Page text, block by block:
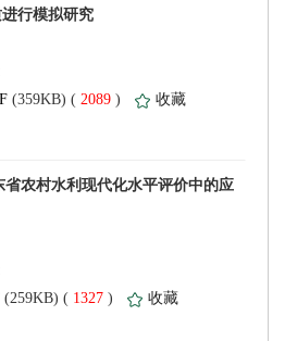
2089 )
1327 )